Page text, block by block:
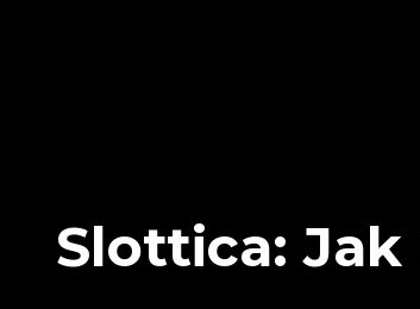
Slottica: